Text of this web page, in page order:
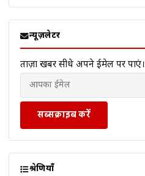
न्यूज़लेटर
ताज़ा खबरें सीधे अपने ईमेल पर पाएं।
सब्सक्राइब करें
श्रेणियाँ